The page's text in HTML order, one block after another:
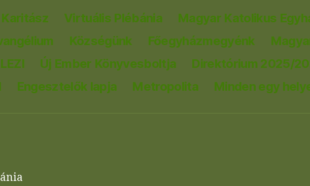
Karitász Virtuális Plébánia Magyar Katolikus
Községünk Főegyházmegyénk
Új Ember Könyvesboltja Direktórium 2025/
Engesztelők lapja Metropolita Minden egy